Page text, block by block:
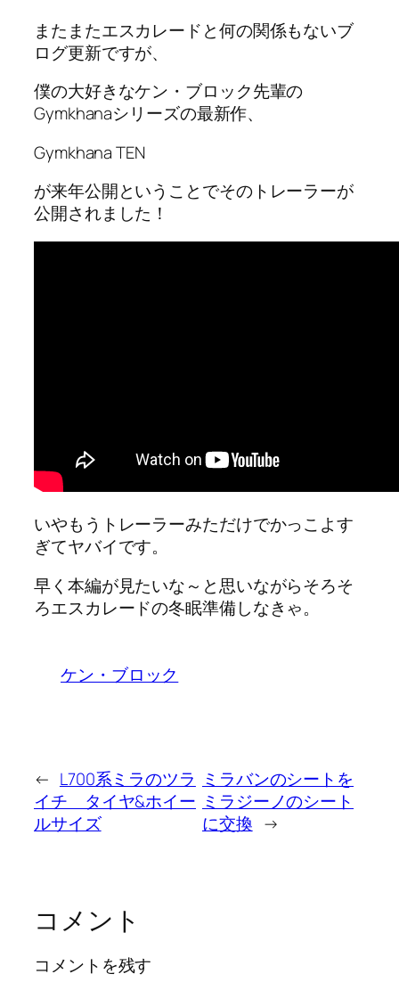
またまたエスカレードと何の関係もないブ
ログ更新ですが、
僕の大好きなケン・ブロック先輩の
Gymkhanaシリーズの最新作、
Gymkhana TEN
が来年公開ということでそのトレーラーが
公開されました！
いやもうトレーラーみただけでかっこよす
ぎてヤバイです。
早く本編が見たいな～と思いながらそろそ
ろエスカレードの冬眠準備しなきゃ。
ケン・ブロック
← L700系ミラのツラ
イチ タイヤ&ホイー
ルサイズ
ミラバンのシートを
ミラジーノのシート
に交換 →
コメント
コメントを残す